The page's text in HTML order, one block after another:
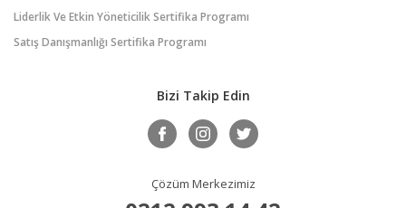
Liderlik Ve Etkin Yöneticilik Sertifika Programı
Satış Danışmanlığı Sertifika Programı
Bizi Takip Edin
Çözüm Merkezimiz